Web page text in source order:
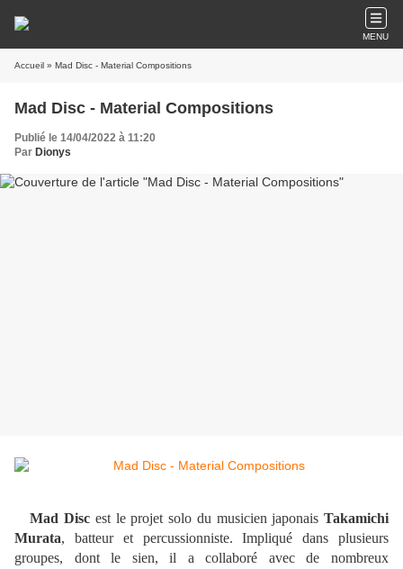
MENU
Accueil » Mad Disc - Material Compositions
Mad Disc - Material Compositions
Publié le 14/04/2022 à 11:20
Par Dionys
Mad Disc est le projet solo du musicien japonais Takamichi
Murata, batteur et percussionniste. Impliqué dans plusieurs
groupes, dont le sien, il a collaboré avec de nombreux